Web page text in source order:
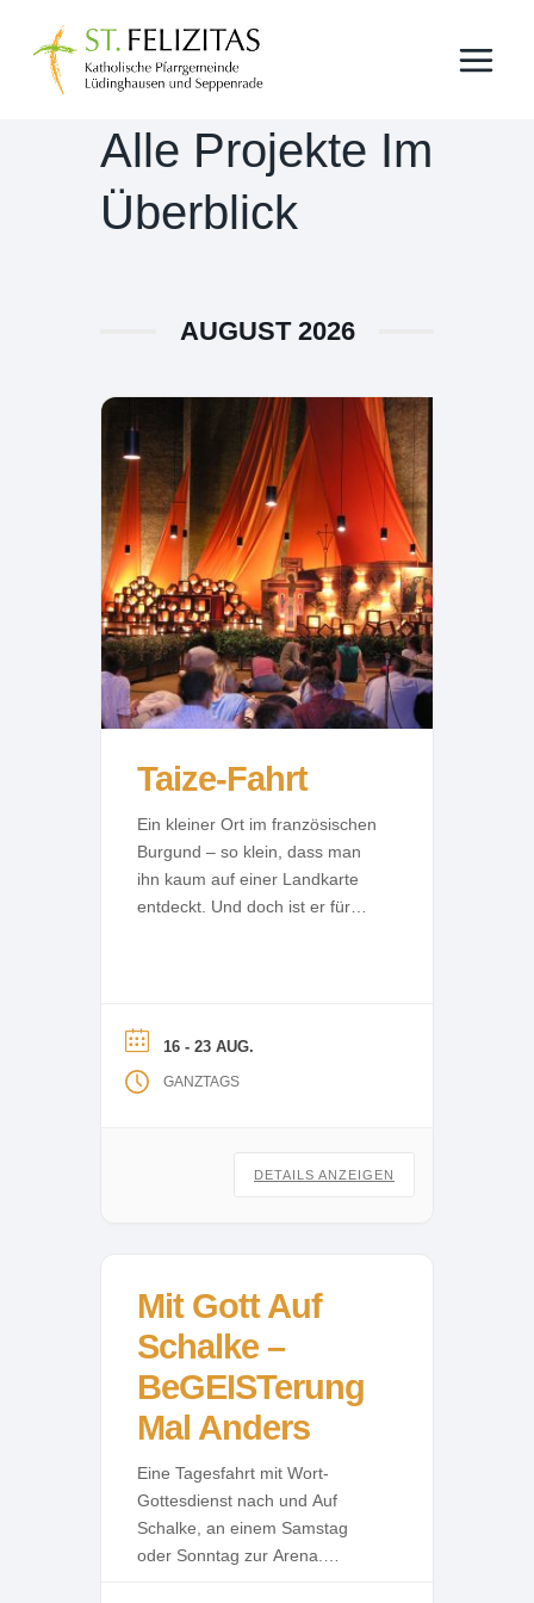
Inhalt
springen
Alle Projekte Im
Überblick
AUGUST 2026
Taize-Fahrt
Ein kleiner Ort im französischen
Burgund – so klein, dass man
ihn kaum auf einer Landkarte
entdeckt. Und doch ist er für
noch Vieles mehr ausdrücken:
Musik als Ausdruck für Gebet,
für Gemeinschaft, für...
16 - 23 AUG.
GANZTAGS
DETAILS ANZEIGEN
Mit Gott Auf
Schalke –
BeGEISTerung
Mal Anders
Eine Tagesfahrt mit Wort-
Gottesdienst nach und Auf
Schalke, an einem Samstag
oder Sonntag zur Arena.